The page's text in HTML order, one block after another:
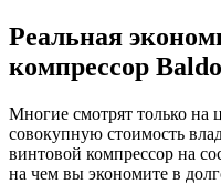
Реальная
компрессор
Многие смотрят только на
совокупную стоимость
винтовой компрессор на
на чем вы экономите в